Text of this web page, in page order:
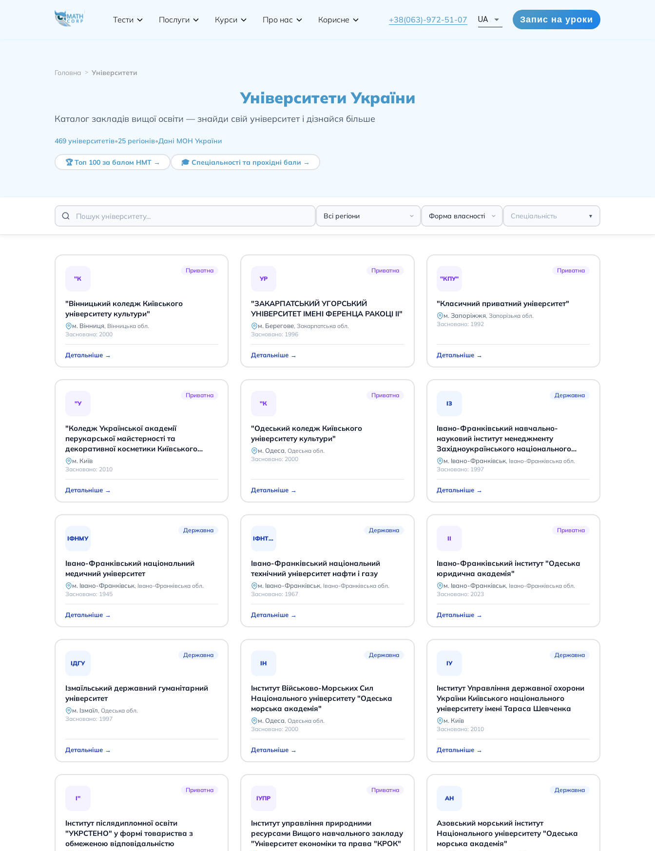
Тести Послуги Курси Про нас Корисне +38(063)-972-51-07 UA Запис на уроки
Головна Університети
Університети України
Каталог закладів вищої освіти — знайди свій університет і дізнайся більше
469 університетів•25 регіонів•Дані МОН України
🏆 Топ 100 за балом НМТ → 🎓 Спеціальності та прохідні бали →
Спеціальність ▼
"К
Приватна
"Вінницький коледж Київського
університету культури"
м. Вінниця, Вінницька обл.
Засновано: 2000
Детальніше →
УР
Приватна
"ЗАКАРПАТСЬКИЙ УГОРСЬКИЙ
УНІВЕРСИТЕТ ІМЕНІ ФЕРЕНЦА РАКОЦІ ІІ"
м. Берегове, Закарпатська обл.
Засновано: 1996
Детальніше →
"КПУ"
Приватна
"Класичний приватний університет"
м. Запоріжжя,Запорізька обл.
Засновано: 1992
Детальніше →
"У
Приватна
"Коледж Української академії
перукарської майстерності та
декоративної косметики Київського
університету культури"
м. Київ
Засновано: 2010
Детальніше →
"К
Приватна
"Одеський коледж Київського
університету культури"
м. Одеса, Одеська обл.
Засновано: 2000
Детальніше →
ІЗ
Державна
Івано-Франківський навчально-
науковий інститут менеджменту
Західноукраїнського національного
університету
м. Івано-Франківськ, Івано-Франківська обл.
Засновано: 1997
Детальніше →
ІФНМУ
Державна
Івано-Франківський національний
медичний університет
м. Івано-Франківськ, Івано-Франківська обл.
Засновано: 1945
Детальніше →
ІФНТУНГ
Державна
Івано-Франківський національний
технічний університет нафти і газу
м. Івано-Франківськ, Івано-Франківська обл.
Засновано: 1967
Детальніше →
ІІ
Приватна
Івано-Франківський інститут "Одеська
юридична академія"
м. Івано-Франківськ, Івано-Франківська обл.
Засновано: 2023
Детальніше →
ІДГУ
Державна
Ізмаїльський державний гуманітарний
університет
м. Ізмаїл, Одеська обл.
Засновано: 1997
Детальніше →
ІН
Державна
Інститут Військово-Морських Сил
Національного університету "Одеська
морська академія"
м. Одеса, Одеська обл.
Засновано: 2000
Детальніше →
ІУ
Державна
Інститут Управління державної охорони
України Київського національного
університету імені Тараса Шевченка
м. Київ
Засновано: 2010
Детальніше →
І"
Приватна
Інститут післядипломної освіти
"УКРСТЕНО" у формі товариства з
обмеженою відповідальністю
ІУПР
Приватна
Інститут управління природними
ресурсами Вищого навчального закладу
"Університет економіки та права "КРОК"
АН
Державна
Азовський морський інститут
Національного університету "Одеська
морська академія"